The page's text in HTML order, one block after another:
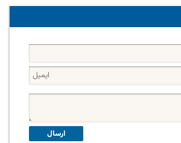
ارسال